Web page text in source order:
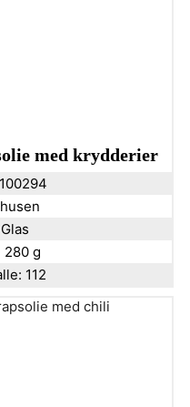
med krydderier
100294
Glas
280 g
112